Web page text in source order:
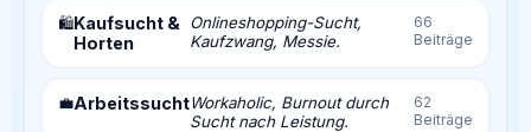
🛍️Kaufsucht &
Horten
Onlineshopping-Sucht,
Kaufzwang, Messie.
66
Beiträge
💼ArbeitssuchtWorkaholic, Burnout durch
Sucht nach Leistung.
62
Beiträge